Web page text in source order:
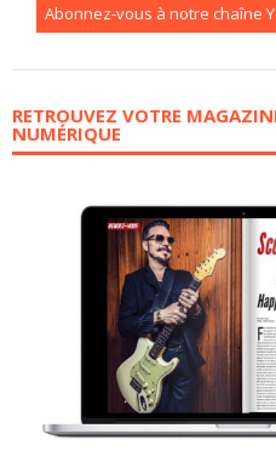
Abonnez-vous à notre chaîne
RETROUVEZ VOTRE
NUMÉRIQUE